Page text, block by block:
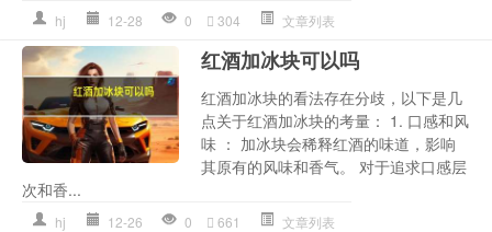
hj 12-28 0 304 文章列表
红酒加冰块可以吗
红酒加冰块的看法存在分歧，以下是几
点关于红酒加冰块的考量： 1. 口感和风
味 ： 加冰块会稀释红酒的味道，影响
其原有的风味和香气。 对于追求口感层
次和香...
hj 12-26 0 661 文章列表